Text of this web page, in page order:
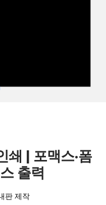
쇄 | 포맥스·폼
출력
판 제작